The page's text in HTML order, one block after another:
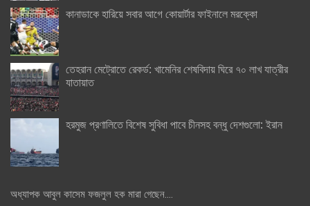
কানাডাকে হারিয়ে সবার আগে কোয়ার্টার ফাইনালে মরক্কো
তেহরান মেট্রোতে রেকর্ড: খামেনির শেষবিদায় ঘিরে ৭০ লাখ যাত্রীর
যাতায়াত
হরমুজ প্রণালিতে বিশেষ সুবিধা পাবে চীনসহ বন্ধু দেশগুলো: ইরান
অধ্যাপক আবুল কাসেম ফজলুল হক মারা গেছেন….